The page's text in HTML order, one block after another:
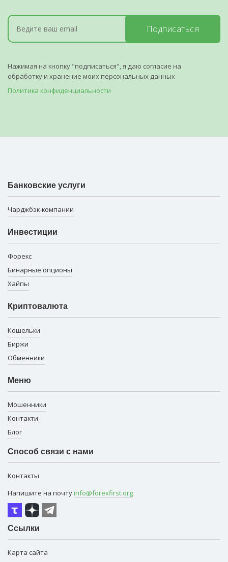
Подписаться
Нажимая на кнопку "подписаться", я даю согласие на
обработку и хранение моих персональных данных
Политика конфиденциальности
Банковские услуги
Чарджбэк-компании
Инвестиции
Форекс
Бинарные опционы
Хайпы
Криптовалюта
Кошельки
Биржи
Обменники
Меню
Мошенники
Контакти
Блог
Способ связи с нами
Контакты
Напишите на почту info@forexfirst.org
Ссылки
Карта сайта